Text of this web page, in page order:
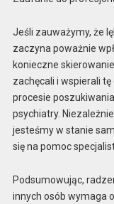
Jeśli zauważymy, że
zaczyna poważnie
konieczne
zachęcali i wspierali
procesie
psychiatry.
jesteśmy w stanie
się na pomoc
Podsumowując,
innych osób wymaga